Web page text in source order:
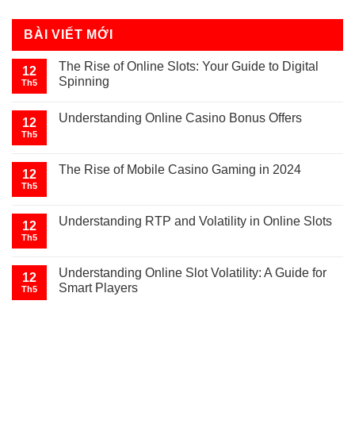
BÀI VIẾT MỚI
12
Th5
The Rise of Online Slots: Your Guide to Digital
Spinning
12
Th5
Understanding Online Casino Bonus Offers
12
Th5
The Rise of Mobile Casino Gaming in 2024
12
Th5
Understanding RTP and Volatility in Online Slots
12
Th5
Understanding Online Slot Volatility: A Guide for
Smart Players